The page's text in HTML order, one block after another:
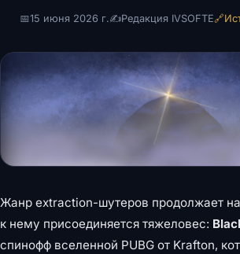
📅15 июня 2026 г.✍️Редакция IVSOFTE🔗
Жанр extraction-шутеров продолжает
к нему присоединяется тяжеловес:
спинофф вселенной PUBG от Krafton,